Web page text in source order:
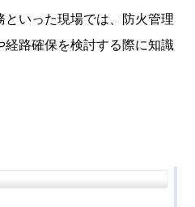
いった現場では、防火管理
経路確保を検討する際に知識